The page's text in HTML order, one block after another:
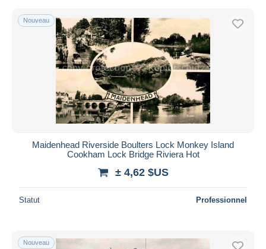
Nouveau
Maidenhead Riverside Boulters Lock Monkey Island
Cookham Lock Bridge Riviera Hot
± 4,62 $US
Statut Professionnel
Nouveau